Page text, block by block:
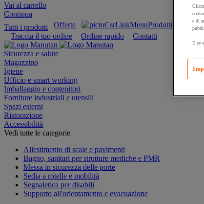
Vai al carrello
Continua
Tutti i prodotti
Offerte Prodotti
Traccia il tuo ordine
Ordine rapido Contatti
Sicurezza e salute
Magazzino
Igiene
Ufficio e smart working
Imballaggio e contenitori
Forniture industriali e utensili
Spazi esterni
Ristorazione
Accessibilità
Vedi tutte le categorie
Allestimento di scale e pavimenti
Bagno, sanitari per strutture mediche e PMR
Messa in sicurezza delle porte
Sedia a rotelle e mobilità
Segnaletica per disabili
Supporto all'orientamento e evacuazione
e di
E se